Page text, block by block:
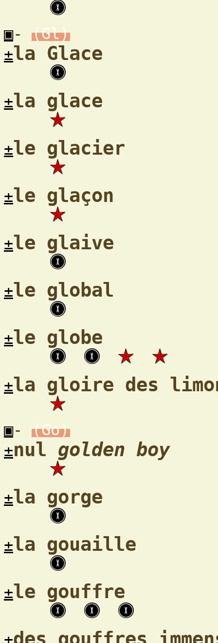
▣-
(Gl)
±la Glace
±la glace
±le glacier
±le glaçon
±le glaive
±le global
±le globe
±la gloire des
▣-
(Go)
±nul golden boy
±la gorge
±la gouaille
±le gouffre